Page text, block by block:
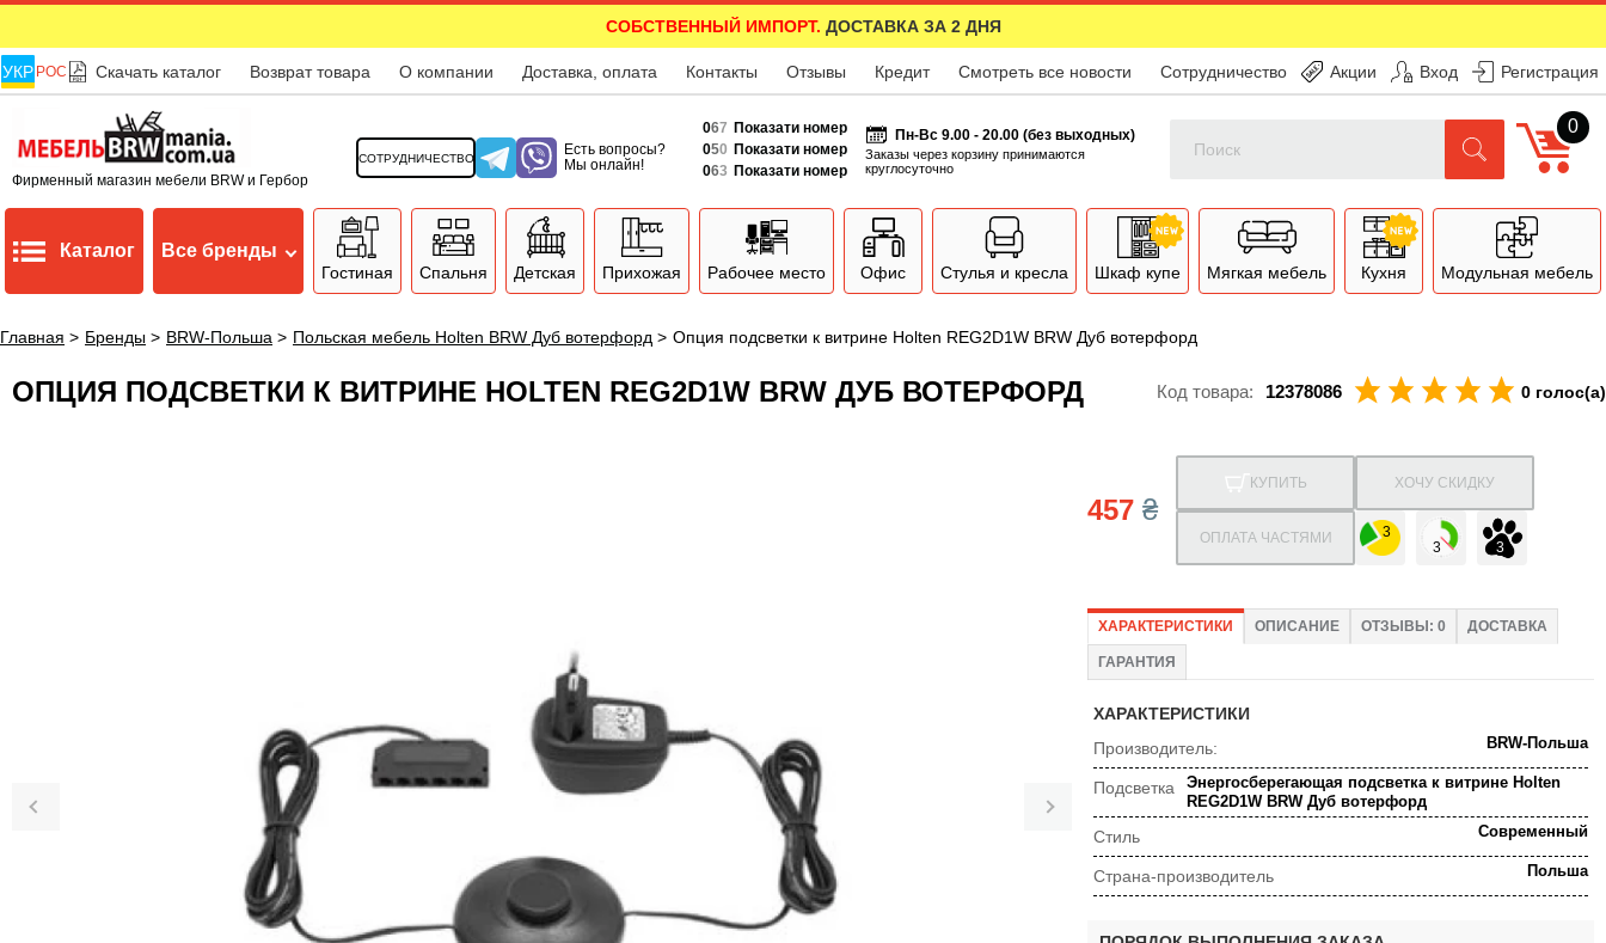
СОБСТВЕННЫЙ ИМПОРТ. ДОСТАВКА ЗА 2 ДНЯ
УКР РОС Скачать каталог Возврат товара О компании Доставка, оплата Контакты Отзывы Кредит Смотреть все новости Сотрудничество Акции Вход Регистрация
Фирменный магазин мебели BRW и Гербор
СОТРУДНИЧЕСТВО
Есть вопросы?
Мы онлайн!
067 Показати номер
050 Показати номер
063 Показати номер
Пн-Вс 9.00 - 20.00 (без выходных)
Заказы через корзину принимаются
круглосуточно
0
Каталог Все бренды
Гостиная Спальня Детская Прихожая Рабочее место Офис Стулья и кресла Шкаф купе Мягкая мебель Кухня Модульная мебель
Главная > Бренды > BRW-Польша > Польская мебель Holten BRW Дуб вотерфорд > Опция подсветки к витрине Holten REG2D1W BRW Дуб вотерфорд
ОПЦИЯ ПОДСВЕТКИ К ВИТРИНЕ HOLTEN REG2D1W BRW ДУБ ВОТЕРФОРД Код товара: 12378086 0 голос(а)
457₴
КУПИТЬ ХОЧУ СКИДКУ
ОПЛАТА ЧАСТЯМИ
ХАРАКТЕРИСТИКИ ОПИСАНИЕ ОТЗЫВЫ: 0 ДОСТАВКА
ГАРАНТИЯ
ХАРАКТЕРИСТИКИ
Производитель:
BRW-Польша
Подсветка
Энергосберегающая подсветка к витрине Holten
REG2D1W BRW Дуб вотерфорд
Стиль Современный
Страна-производитель Польша